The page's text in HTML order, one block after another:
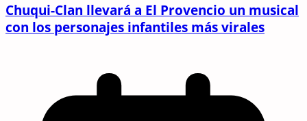
Chuqui-Clan llevará a El Provencio un musical
con los personajes infantiles más virales